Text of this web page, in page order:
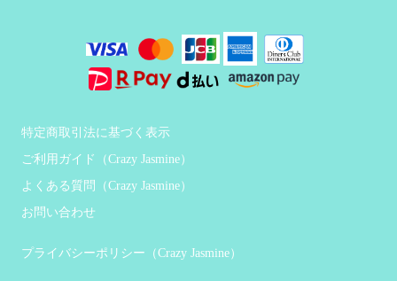
特定商取引法に基づく表示
ご利用ガイド（Crazy Jasmine）
よくある質問（Crazy Jasmine）
お問い合わせ
プライバシーポリシー（Crazy Jasmine）